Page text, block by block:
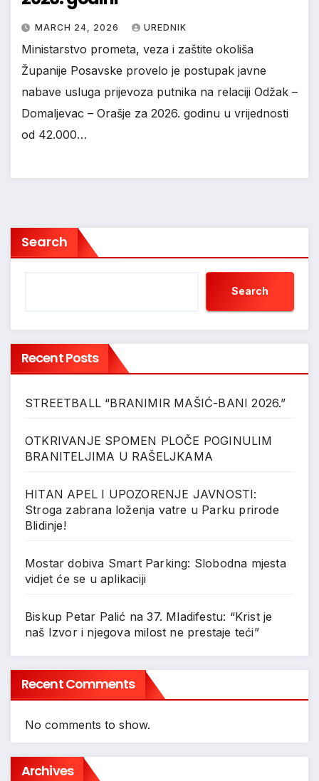
MARCH 24, 2026 UREDNIK
Ministarstvo prometa, veza i zaštite okoliša
Županije Posavske provelo je postupak javne
nabave usluga prijevoza putnika na relaciji Odžak –
Domaljevac – Orašje za 2026. godinu u vrijednosti
od 42.000…
Search
Search
Recent Posts
STREETBALL “BRANIMIR MAŠIĆ-BANI 2026.”
OTKRIVANJE SPOMEN PLOČE POGINULIM
BRANITELJIMA U RAŠELJKAMA
HITAN APEL I UPOZORENJE JAVNOSTI:
Stroga zabrana loženja vatre u Parku prirode
Blidinje!
Mostar dobiva Smart Parking: Slobodna mjesta
vidjet će se u aplikaciji
Biskup Petar Palić na 37. Mladifestu: “Krist je
naš Izvor i njegova milost ne prestaje teći”
Recent Comments
No comments to show.
Archives